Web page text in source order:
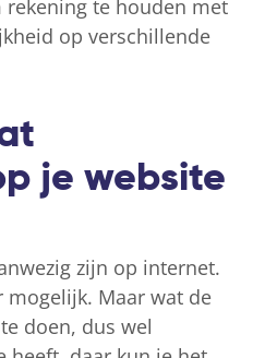
te houden met
op verschillende
je website
zijn op internet.
mogelijk. Maar wat de
doen, dus wel